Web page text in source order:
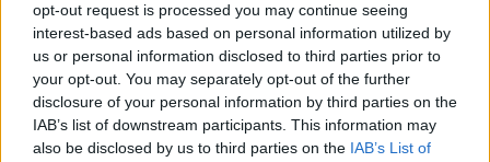
opt-out request is processed you may continue seeing
interest-based ads based on personal information utilized by
us or personal information disclosed to third parties prior to
your opt-out. You may separately opt-out of the further
disclosure of your personal information by third parties on the
IAB’s list of downstream participants. This information may
also be disclosed by us to third parties on the IAB’s List of